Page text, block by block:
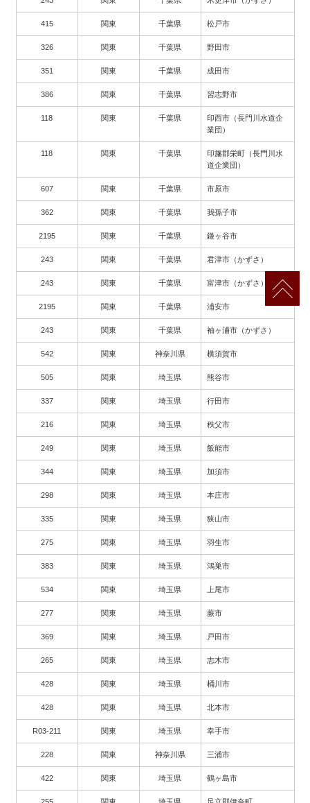
415 関東 千葉県 松戸市
326 関東 千葉県 野田市
351 関東 千葉県 成田市
386 関東 千葉県 習志野市
118 関東 千葉県
印西市（長門川水道企
業団）
118 関東 千葉県
印旛郡栄町（長門川水
道企業団）
607 関東 千葉県 市原市
362 関東 千葉県 我孫子市
2195 関東 千葉県 鎌ヶ谷市
243 関東 千葉県 君津市（かずさ）
243 関東 千葉県 富津市（かずさ）
2195 関東 千葉県 浦安市
243 関東 千葉県 袖ヶ浦市（かずさ）
542 関東 神奈川県 横須賀市
505 関東 埼玉県 熊谷市
337 関東 埼玉県 行田市
216 関東 埼玉県 秩父市
249 関東 埼玉県 飯能市
344 関東 埼玉県 加須市
298 関東 埼玉県 本庄市
335 関東 埼玉県 狭山市
275 関東 埼玉県 羽生市
383 関東 埼玉県 鴻巣市
534 関東 埼玉県 上尾市
277 関東 埼玉県 蕨市
369 関東 埼玉県 戸田市
265 関東 埼玉県 志木市
428 関東 埼玉県 桶川市
428 関東 埼玉県 北本市
R03-211 関東 埼玉県 幸手市
228 関東 神奈川県 三浦市
422 関東 埼玉県 鶴ヶ島市